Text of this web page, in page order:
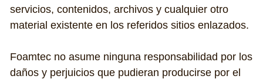
servicios, contenidos, archivos y cualquier otro
material existente en los referidos sitios enlazados.
Foamtec no asume ninguna responsabilidad por los
daños y perjuicios que pudieran producirse por el